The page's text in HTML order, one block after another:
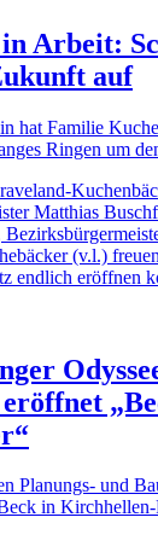
Arbeit:
auf
hat Familie
Ringen um
eröffnet
Planungs- und
in